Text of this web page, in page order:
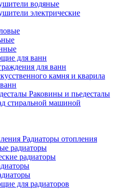
водяные
электрические
для ванн
для ванн
камня и кварила
Раковины и пьедесталы
стиральной машиной
Радиаторы отопления
радиаторы
радиаторы
для радиаторов